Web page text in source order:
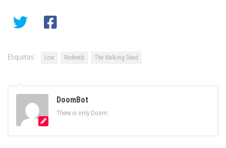
Etiquetas: Low Redneck The Walking Dead
DoomBot
There is only Doom.